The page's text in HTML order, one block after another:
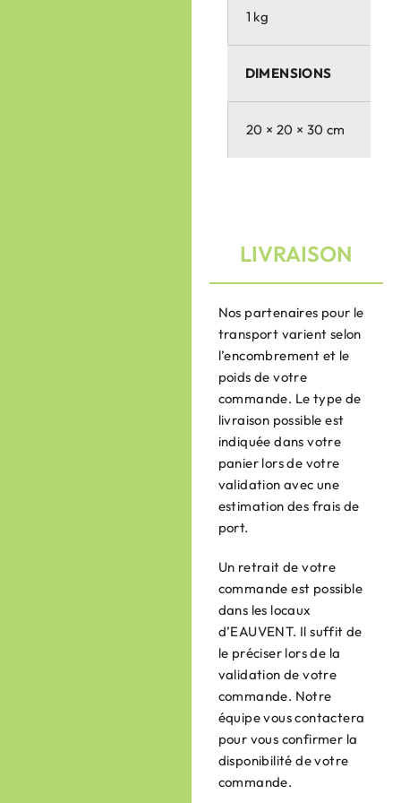
1 kg
DIMENSIONS
20 × 20 × 30 cm
LIVRAISON
Nos partenaires pour le
transport varient selon
l’encombrement et le
poids de votre
commande. Le type de
livraison possible est
indiquée dans votre
panier lors de votre
validation avec une
estimation des frais de
port.
Un retrait de votre
commande est possible
dans les locaux
d’EAUVENT. Il suffit de
le préciser lors de la
validation de votre
commande. Notre
équipe vous contactera
pour vous confirmer la
disponibilité de votre
commande.